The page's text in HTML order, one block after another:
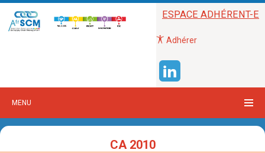
ESPACE ADHÉRENT-E
Adhérer
MENU
CA 2010